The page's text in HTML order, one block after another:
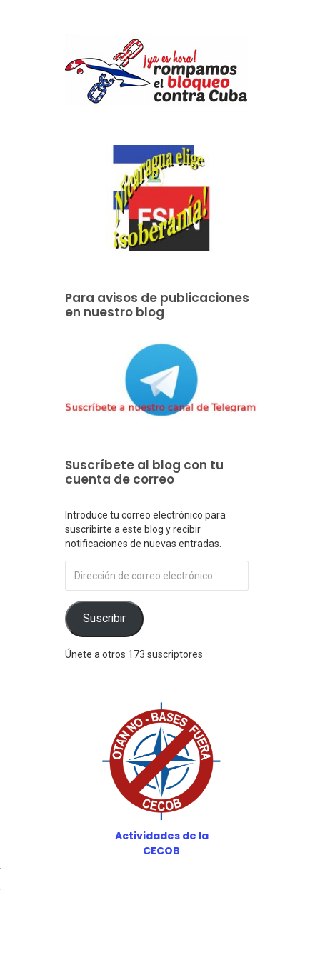
Para avisos de publicaciones
en nuestro blog
Suscríbete al blog con tu
cuenta de correo
Introduce tu correo electrónico para
suscribirte a este blog y recibir
notificaciones de nuevas entradas.
de
correo
electrónico
Suscribir
Únete a otros 173 suscriptores
Actividades de la
CECOB